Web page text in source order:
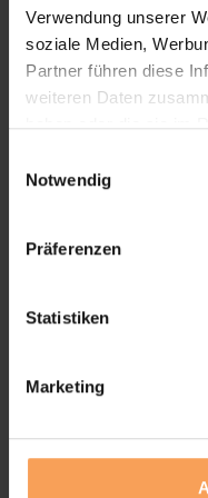
Verwendung unserer
soziale Medien,
Partner führen diese
weiteren Daten
haben oder die sie im
Notwendig
Präferenzen
Statistiken
Marketing